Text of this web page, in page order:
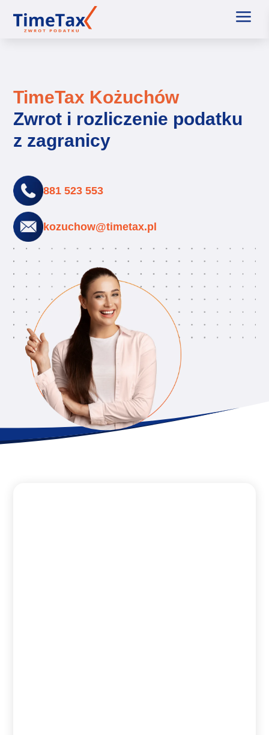
a
TimeTax Kożuchów
Zwrot i rozliczenie podatku
z zagranicy
881 523 553
kozuchow@timetax.pl